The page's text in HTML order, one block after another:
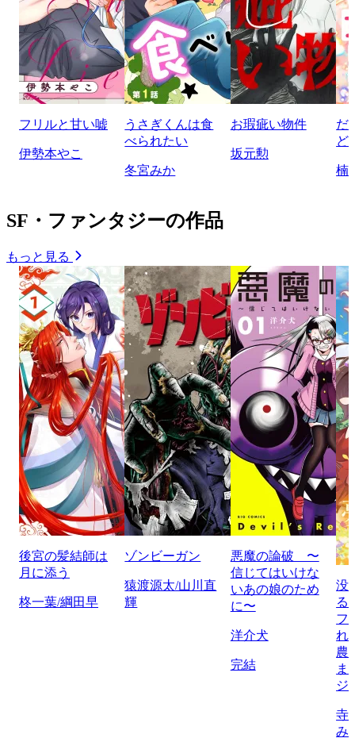
フリルと甘い嘘
伊勢本やこ
うさぎくんは食
べられたい
冬宮みか
お瑕疵い物件
坂元勲
だ
ど
楠
SF・ファンタジーの作品
もっと見る
後宮の髪結師は
月に添う
柊一葉/綱田早
ゾンビーガン
猿渡源太/山川直
輝
悪魔の論破 〜
信じてはいけな
いあの娘のため
に〜
洋介犬
完結
没
る
フ
れ
農
ま
ジ
寺
み